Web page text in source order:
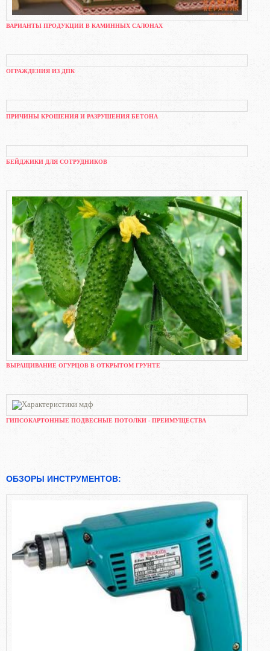
ВАРИАНТЫ ПРОДУКЦИИ В КАМИННЫХ САЛОНАХ
ОГРАЖДЕНИЯ ИЗ ДПК
ПРИЧИНЫ КРОШЕНИЯ И РАЗРУШЕНИЯ БЕТОНА
БЕЙДЖИКИ ДЛЯ СОТРУДНИКОВ
ВЫРАЩИВАНИЕ ОГУРЦОВ В ОТКРЫТОМ ГРУНТЕ
ГИПСОКАРТОННЫЕ ПОДВЕСНЫЕ ПОТОЛКИ - ПРЕИМУЩЕСТВА
ОБЗОРЫ ИНСТРУМЕНТОВ: